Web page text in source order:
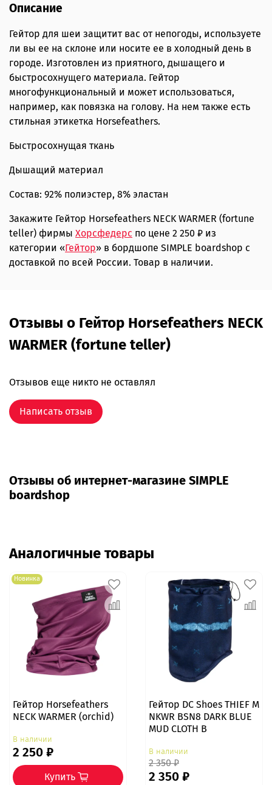
Описание
Гейтор для шеи защитит вас от непогоды, используете
ли вы ее на склоне или носите ее в холодный день в
городе. Изготовлен из приятного, дышащего и
быстросохнущего материала. Гейтор
многофункциональный и может использоваться,
например, как повязка на голову. На нем также есть
стильная этикетка Horsefeathers.
Быстросохнущая ткань
Дышащий материал
Состав: 92% полиэстер, 8% эластан
Закажите Гейтор Horsefeathers NECK WARMER (fortune
teller) фирмы Хорсфедерс по цене 2 250 ₽ из
категории «Гейтор» в бордшопе SIMPLE boardshop с
доставкой по всей России. Товар в наличии.
Отзывы о Гейтор Horsefeathers NECK
WARMER (fortune teller)
Отзывов еще никто не оставлял
Написать отзыв
Отзывы об интернет-магазине SIMPLE
boardshop
Аналогичные товары
Новинка
Гейтор Horsefeathers
NECK WARMER (orchid)
В наличии
2 250 ₽
Купить
Гейтор DC Shoes THIEF M
NKWR BSN8 DARK BLUE
MUD CLOTH B
В наличии
2 350 ₽
2 350 ₽